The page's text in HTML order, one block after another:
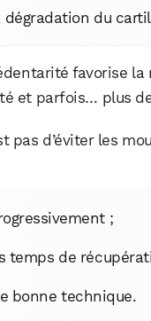
du
favorise la
et parfois… plus
pas d’éviter les
;
temps de
bonne technique.